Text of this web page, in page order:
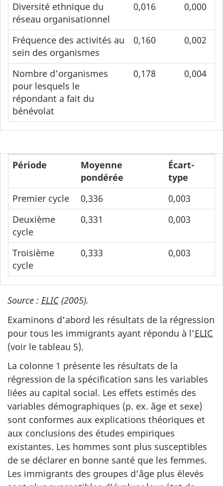
Diversité ethnique du
réseau organisationnel
0,016 0,000
Fréquence des activités au
sein des organismes
0,160 0,002
Nombre d’organismes
pour lesquels le
répondant a fait du
bénévolat
0,178 0,004
Période
Moyenne
pondérée
Écart-
type
Premier cycle
0,336
0,003
Deuxième
cycle
0,331 0,003
Troisième
cycle
0,333 0,003
Source : ELIC (2005).
Examinons d’abord les résultats de la régression
pour tous les immigrants ayant répondu à l’ELIC
(voir le tableau 5).
La colonne 1 présente les résultats de la
régression de la spécification sans les variables
liées au capital social. Les effets estimés des
variables démographiques (p. ex. âge et sexe)
sont conformes aux explications théoriques et
aux conclusions des études empiriques
existantes. Les hommes sont plus susceptibles
de se déclarer en bonne santé que les femmes.
Les immigrants des groupes d’âge plus élevés